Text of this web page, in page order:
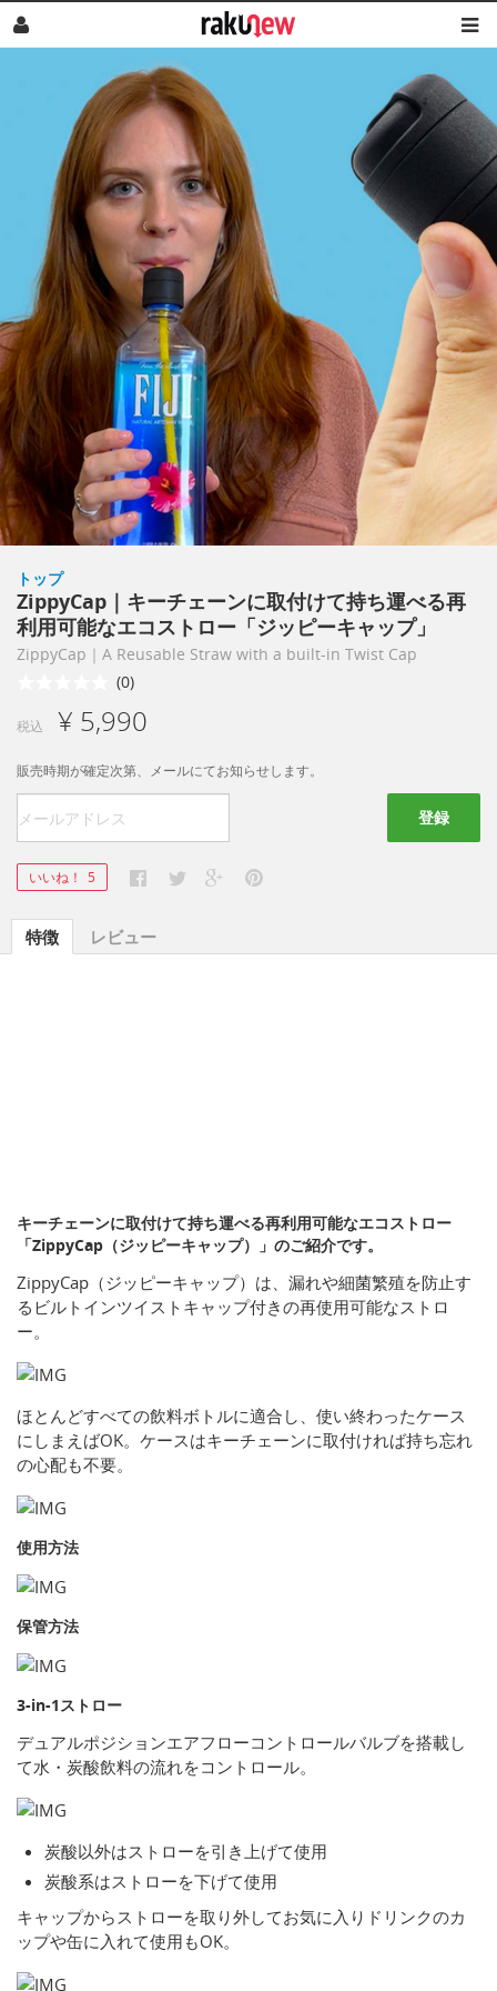
トップ
ZippyCap｜キーチェーンに取付けて持ち運べる再
利用可能なエコストロー「ジッピーキャップ」
ZippyCap｜A Reusable Straw with a built-in Twist Cap
(0)
税込 ¥ 5,990
販売時期が確定次第、メールにてお知らせします。
登録
いいね！ 5
特徴 レビュー
キーチェーンに取付けて持ち運べる再利用可能なエコストロー
「ZippyCap（ジッピーキャップ）」のご紹介です。
ZippyCap（ジッピーキャップ）は、漏れや細菌繁殖を防止す
るビルトインツイストキャップ付きの再使用可能なストロ
ー。
ほとんどすべての飲料ボトルに適合し、使い終わったケース
にしまえばOK。ケースはキーチェーンに取付ければ持ち忘れ
の心配も不要。
使用方法
保管方法
3-in-1ストロー
デュアルポジションエアフローコントロールバルブを搭載し
て水・炭酸飲料の流れをコントロール。
炭酸以外はストローを引き上げて使用
炭酸系はストローを下げて使用
キャップからストローを取り外してお気に入りドリンクのカ
ップや缶に入れて使用もOK。